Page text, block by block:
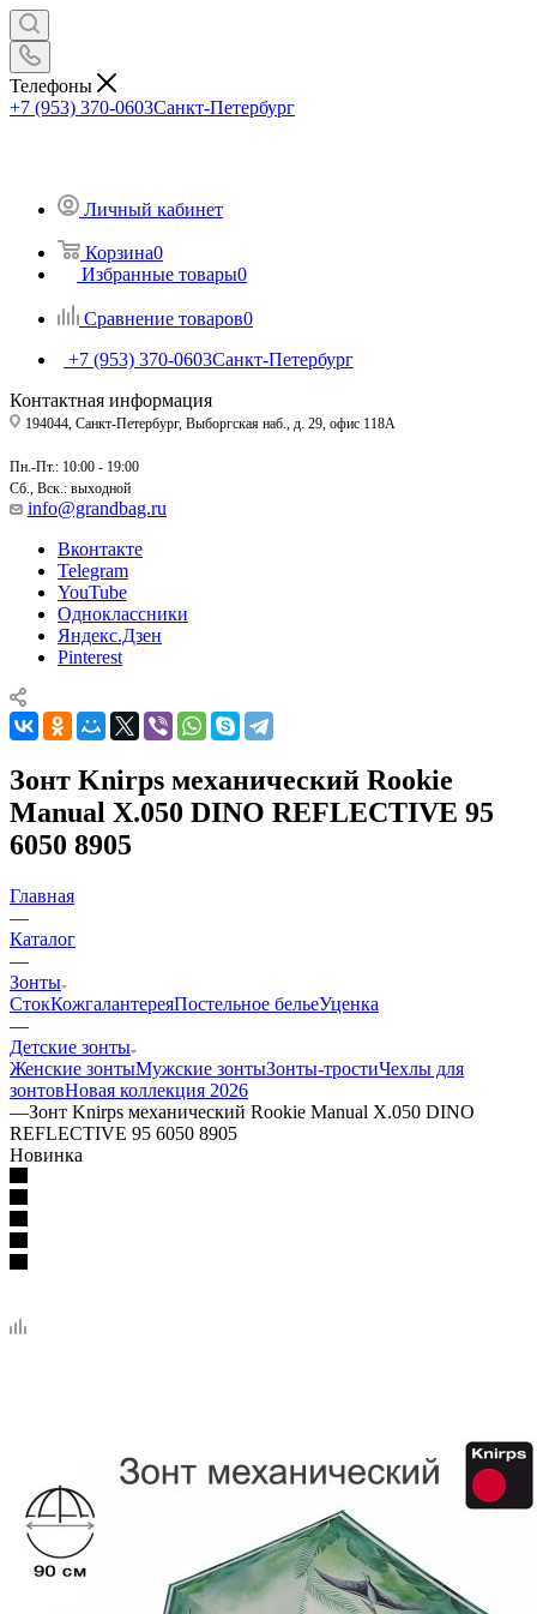
Телефоны
+7 (953) 370-0603Санкт-Петербург
Личный кабинет
Корзина0
Избранные товары0
Сравнение товаров0
+7 (953) 370-0603Санкт-Петербург
Контактная информация
194044, Санкт-Петербург, Выборгская наб., д. 29, офис 118А
Пн.-Пт.: 10:00 - 19:00
Сб., Вск.: выходной
info@grandbag.ru
Вконтакте
Telegram
YouTube
Одноклассники
Яндекс.Дзен
Pinterest
Зонт Knirps механический Rookie
Manual X.050 DINO REFLECTIVE 95
6050 8905
Главная
—
Каталог
—
Зонты
СтокКожгалантереяПостельное бельеУценка
—
Детские зонты
Женские зонтыМужские зонтыЗонты-тростиЧехлы для
зонтовНовая коллекция 2026
—Зонт Knirps механический Rookie Manual X.050 DINO
REFLECTIVE 95 6050 8905
Новинка